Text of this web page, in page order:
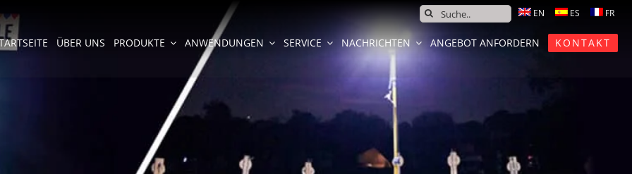
SEARCH
FOR:
ÜBER UNS PRODUKTE ANWENDUNGEN SERVICE NACHRICHTEN ANGEBOT ANFORDERN KONTAKT